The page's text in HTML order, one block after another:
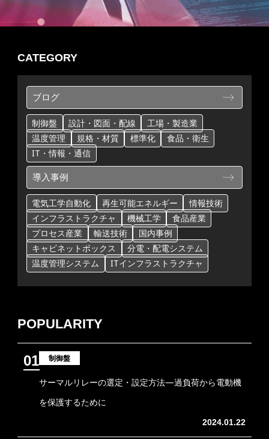
CATEGORY
ブログ
制御盤 設計・図面・配線
工場・製造業
温度管理
規格・材質 標準化
食品・衛生
IT・情報・通信
導入事例
電気工学自動化 再生可能エネルギー
情報技術
インフラストラクチャ
機械工学
食品産業
プロセス産業
輸送技術
国内事例
キャビネットボックス
分電・配電システム
温度管理システム
ITインフラストラクチャ
POPULARITY
01 制御盤
サーマルリレーの選定・設定方法―過負荷から電動機
を保護するために
2024.01.22